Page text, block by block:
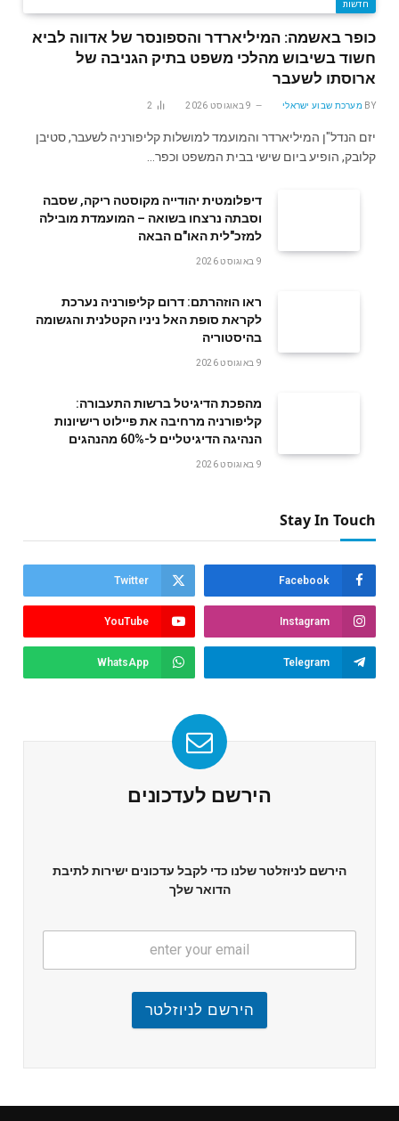
חדשות
כופר באשמה: המיליארדר והספונסר של אדווה לביא
חשוד בשיבוש מהלכי משפט בתיק הגניבה של
ארוסתו לשעבר
BY מערכת שבוע ישראלי 9 באוגוסט 2026 2
יזם הנדל"ן המיליארדר והמועמד למושלות קליפורניה לשעבר, סטיבן
קלובק, הופיע ביום שישי בבית המשפט וכפר…
דיפלומטית יהודייה מקוסטה ריקה, שסבה
וסבתה נרצחו בשואה – המועמדת מובילה
למזכ"לית האו"ם הבאה
9 באוגוסט 2026
ראו הוזהרתם: דרום קליפורניה נערכת
לקראת סופת האל ניניו הקטלנית והגשומה
בהיסטוריה
9 באוגוסט 2026
מהפכת הדיגיטל ברשות התעבורה:
קליפורניה מרחיבה את פיילוט רישיונות
הנהיגה הדיגיטליים ל-60% מהנהגים
9 באוגוסט 2026
Stay In Touch
Facebook
Twitter
Instagram
YouTube
Telegram
WhatsApp
הירשם לעדכונים
הירשם לניוזלטר שלנו כדי לקבל עדכונים ישירות לתיבת
הדואר שלך
הירשם לניוזלטר